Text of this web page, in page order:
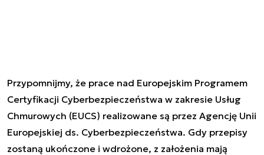
Przypomnijmy, że prace nad Europejskim Programem
Certyfikacji Cyberbezpieczeństwa w zakresie Usług
Chmurowych (EUCS) realizowane są przez Agencję Unii
Europejskiej ds. Cyberbezpieczeństwa. Gdy przepisy
zostaną ukończone i wdrożone, z założenia mają